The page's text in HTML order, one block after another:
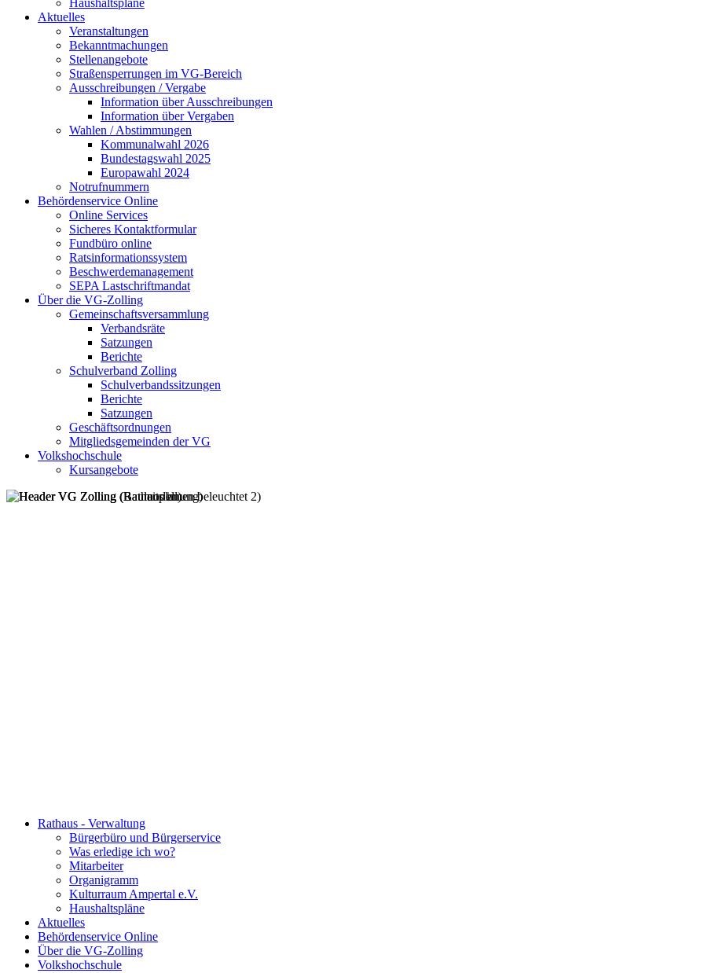
Haushaltspläne
Aktuelles
Veranstaltungen
Bekanntmachungen
Stellenangebote
Straßensperrungen im VG-Bereich
Ausschreibungen / Vergabe
Information über Ausschreibungen
Information über Vergaben
Wahlen / Abstimmungen
Kommunalwahl 2026
Bundestagswahl 2025
Europawahl 2024
Notrufnummern
Behördenservice Online
Online Services
Sicheres Kontaktformular
Fundbüro online
Ratsinformationssystem
Beschwerdemanagement
SEPA Lastschriftmandat
Über die VG-Zolling
Gemeinschaftsversammlung
Verbandsräte
Satzungen
Berichte
Schulverband Zolling
Schulverbandssitzungen
Berichte
Satzungen
Geschäftsordnungen
Mitgliedsgemeinden der VG
Volkshochschule
Kursangebote
Rathaus - Verwaltung
Bürgerbüro und Bürgerservice
Was erledige ich wo?
Mitarbeiter
Organigramm
Kulturraum Ampertal e.V.
Haushaltspläne
Aktuelles
Behördenservice Online
Über die VG-Zolling
Volkshochschule